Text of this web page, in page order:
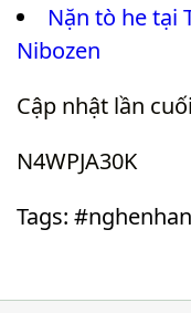
Nặn tò he tại
Nibozen
Cập nhật lần
N4WPJA30K
Tags: